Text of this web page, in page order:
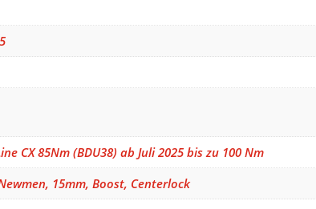
CX 85Nm (BDU38) ab Juli 2025 bis zu 100 Nm
15mm, Boost, Centerlock